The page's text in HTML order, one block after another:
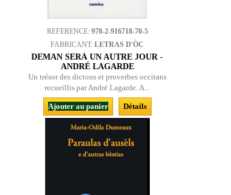
REFERENCE: 978-2-916718-70-5
FABRICANT:LETRAS D'ÒC
DEMAN SERÀ UN AUTRE JOUR -
ANDRÉ LAGARDE
Un trésor des dictons et proverbes occitans
recueillis par André Lagarde. A...
Ajouter au panier Détails